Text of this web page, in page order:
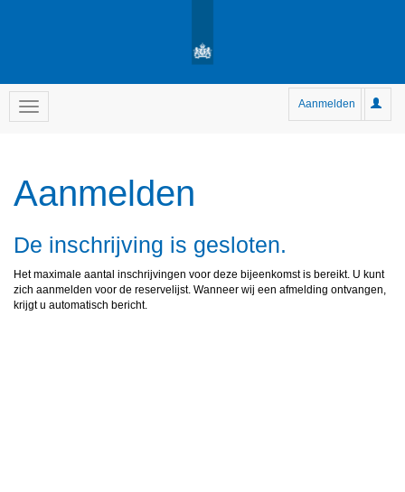
Aanmelden
Aanmelden
De inschrijving is gesloten.
Het maximale aantal inschrijvingen voor deze bijeenkomst is bereikt. U kunt
zich aanmelden voor de reservelijst. Wanneer wij een afmelding ontvangen,
krijgt u automatisch bericht.